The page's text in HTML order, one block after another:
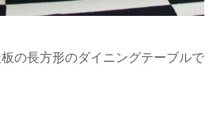
の長方形のダイニングテーブルで